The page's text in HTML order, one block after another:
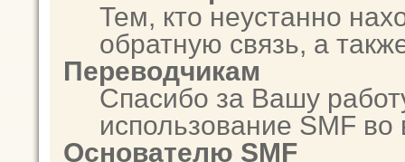
Тем, кто неустанно
обратную связь, а
Переводчикам
Спасибо за Вашу
использование SMF
Основателю SMF